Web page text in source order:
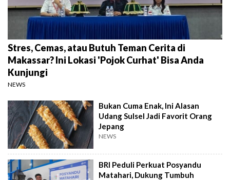
Stres, Cemas, atau Butuh Teman Cerita di
Makassar? Ini Lokasi 'Pojok Curhat' Bisa Anda
Kunjungi
NEWS
Bukan Cuma Enak, Ini Alasan
Udang Sulsel Jadi Favorit Orang
Jepang
NEWS
BRI Peduli Perkuat Posyandu
Matahari, Dukung Tumbuh